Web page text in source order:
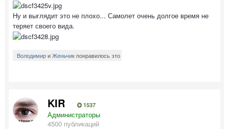
Ну и выглядит это не плохо... Самолет очень долгое время не
теряет своего вида.
ВолодимириЖеньчикпонравилось это
KIR 1537
Администраторы
4500 публикаций